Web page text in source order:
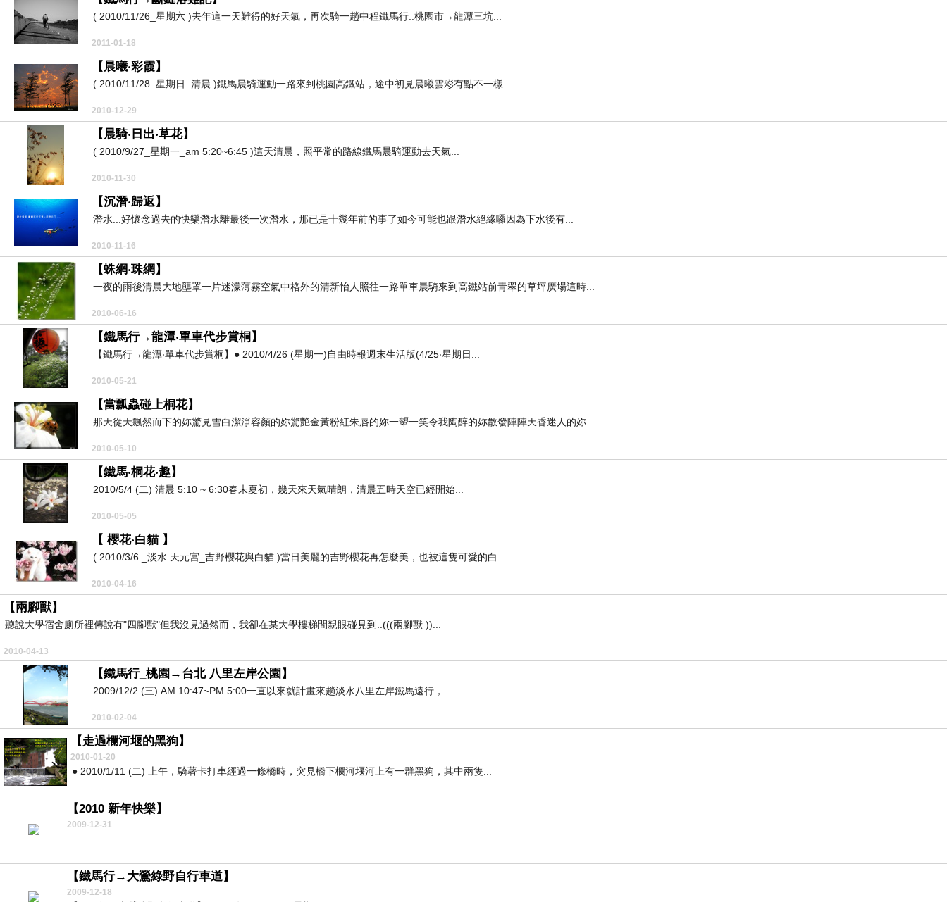
( 2010/11/26_星期六 )去年這一天難得的好天氣，再次騎一趟中程鐵馬行..桃園市→龍潭三坑...
2011-01-18
【晨曦‧彩霞】
( 2010/11/28_星期日_清晨 )鐵馬晨騎運動一路來到桃園高鐵站，途中初見晨曦雲彩有點不一樣...
2010-12-29
【晨騎‧日出‧草花】
( 2010/9/27_星期一_am 5:20~6:45 )這天清晨，照平常的路線鐵馬晨騎運動去天氣...
2010-11-30
【沉潛‧歸返】
潛水...好懷念過去的快樂潛水離最後一次潛水，那已是十幾年前的事了如今可能也跟潛水絕緣囉因為下水後有...
2010-11-16
【蛛網‧珠網】
一夜的雨後清晨大地壟罩一片迷濛薄霧空氣中格外的清新怡人照往一路單車晨騎來到高鐵站前青翠的草坪廣場這時...
2010-06-16
【鐵馬行→龍潭‧單車代步賞桐】
【鐵馬行→龍潭‧單車代步賞桐】● 2010/4/26 (星期一)自由時報週末生活版(4/25‧星期日...
2010-05-21
【當瓢蟲碰上桐花】
那天從天飄然而下的妳驚見雪白潔淨容顏的妳驚艷金黃粉紅朱唇的妳一顰一笑令我陶醉的妳散發陣陣天香迷人的妳...
2010-05-10
【鐵馬‧桐花‧趣】
2010/5/4 (二) 清晨 5:10 ~ 6:30春末夏初，幾天來天氣晴朗，清晨五時天空已經開始...
2010-05-05
【 櫻花‧白貓 】
( 2010/3/6 _淡水 天元宮_吉野櫻花與白貓 )當日美麗的吉野櫻花再怎麼美，也被這隻可愛的白...
2010-04-16
【兩腳獸】
聽說大學宿舍廁所裡傳說有"四腳獸"但我沒見過然而，我卻在某大學樓梯間親眼碰見到..(((兩腳獸 ))...
2010-04-13
【鐵馬行_桃園→台北 八里左岸公園】
2009/12/2 (三) AM.10:47~PM.5:00一直以來就計畫來趟淡水八里左岸鐵馬遠行，...
2010-02-04
【走過欄河堰的黑狗】
2010-01-20
● 2010/1/11 (二) 上午，騎著卡打車經過一條橋時，突見橋下欄河堰河上有一群黑狗，其中兩隻...
【2010 新年快樂】
2009-12-31
【鐵馬行→大鶯綠野自行車道】
2009-12-18